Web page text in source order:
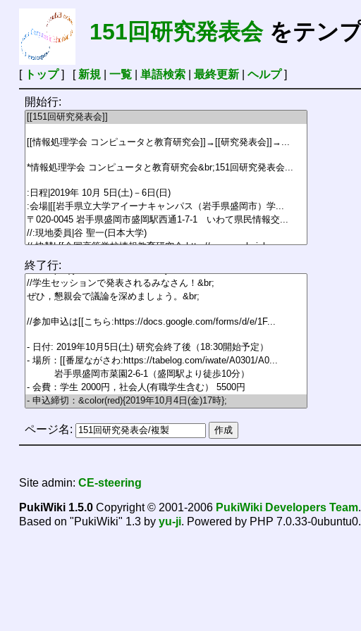
151回研究発表会をテン
[ トップ] [ 新規| 一覧| 単語検索| 最終更新| ヘルプ]
開始行:
終了行:
ページ名:
Site admin: CE-steering
PukiWiki 1.5.0Copyright © 2001-2006 PukiWiki Developers Team
Based on "PukiWiki" 1.3 by yu-ji. Powered by PHP 7.0.33-